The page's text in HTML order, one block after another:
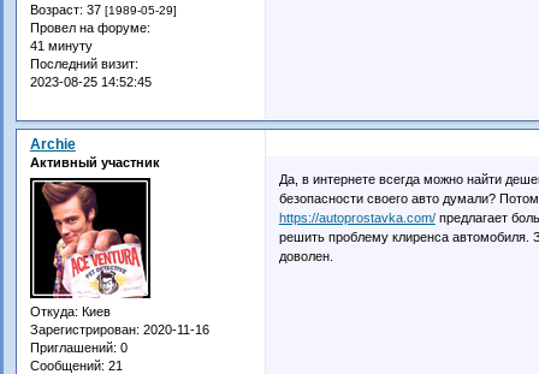
Возраст: 37 [1989-05-29]
Провел на форуме:
41 минуту
Последний визит:
2023-08-25 14:52:45
Archie
Активный участник
Откуда: Киев
Зарегистрирован: 2020-11-16
Приглашений: 0
Сообщений: 21
Да, в интернете всегда можно найти
безопасности своего авто думали?
https://autoprostavka.com/предлагает
решить проблему клиренса автомобиля.
доволен.